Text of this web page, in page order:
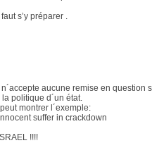
s’y préparer .
aucune remise en question
politique d´un état.
montrer l´exemple:
suffer in crackdown
!!!!